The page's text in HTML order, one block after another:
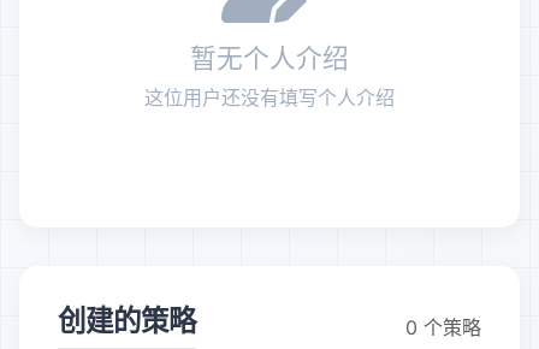
暂无个人介绍
这位用户还没有填写个人介绍
创建的策略 0 个策略